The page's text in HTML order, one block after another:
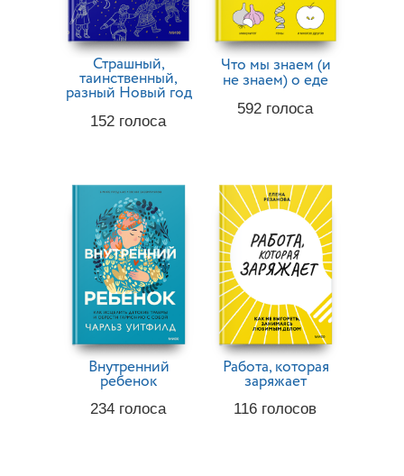
152 голоса
Страшный,
таинственный,
разный Новый год
592 голоса
Что мы знаем (и
не знаем) о еде
116 голосов
Работа, которая
заряжает
234 голоса
Внутренний
ребенок